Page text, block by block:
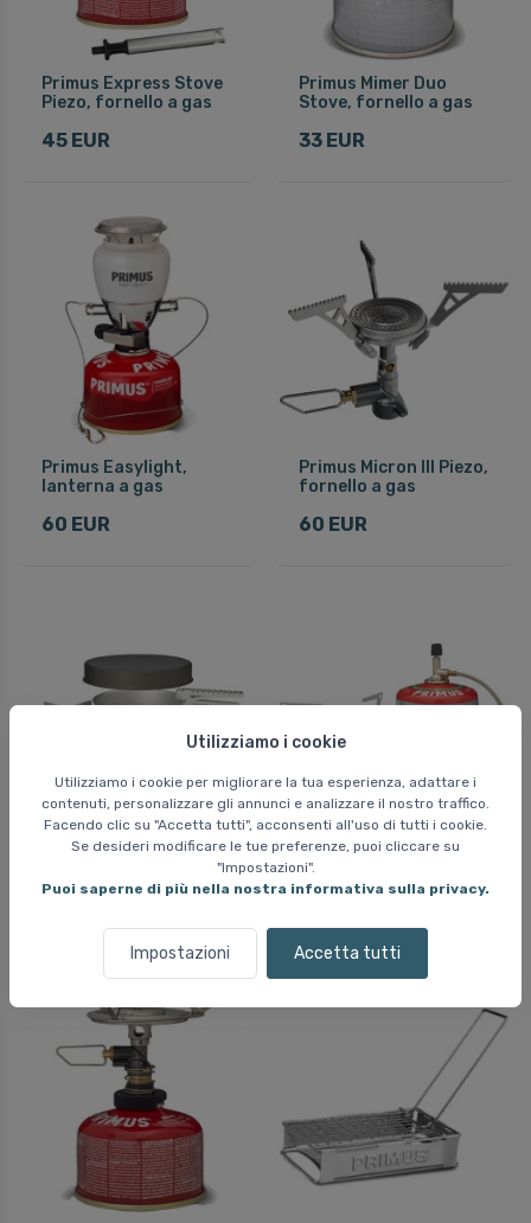
Utilizziamo i cookie
Utilizziamo i cookie per migliorare la tua esperienza, adattare i
contenuti, personalizzare gli annunci e analizzare il nostro traffico.
Facendo clic su "Accetta tutti", acconsenti all'uso di tutti i cookie.
Se desideri modificare le tue preferenze, puoi cliccare su
"Impostazioni".
Puoi saperne di più nella nostra informativa sulla privacy.
Impostazioni Accetta tutti
Primus Express Stove
Piezo, fornello a gas
45 EUR
Primus Mimer Duo
Stove, fornello a gas
33 EUR
Primus Easylight,
lanterna a gas
60 EUR
Primus Micron III Piezo,
fornello a gas
60 EUR
Primus Mimer Stove Kit
Primus Express Spider
II, fornello a gas